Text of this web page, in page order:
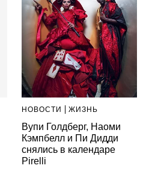
НОВОСТИ ЖИЗНЬ
Вупи Голдберг, Наоми
Кэмпбелл и Пи Дидди
снялись в календаре
Pirelli